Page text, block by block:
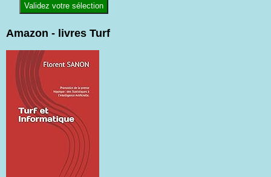
Validez votre sélection
Amazon - livres Turf